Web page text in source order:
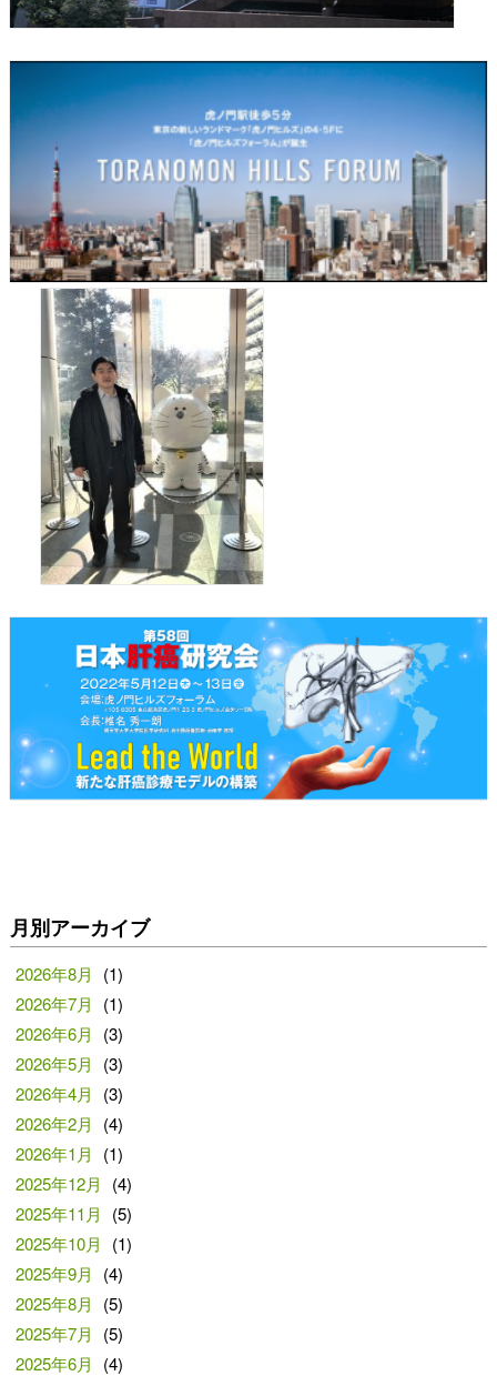
月別アーカイブ
2026年8月
(1)
2026年7月
(1)
2026年6月
(3)
2026年5月
(3)
2026年4月
(3)
2026年2月
(4)
2026年1月
(1)
2025年12月
(4)
2025年11月
(5)
2025年10月
(1)
2025年9月
(4)
2025年8月
(5)
2025年7月
(5)
2025年6月
(4)